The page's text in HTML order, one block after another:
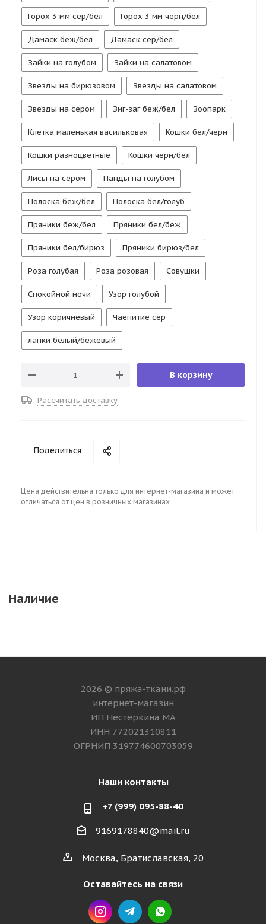
Горох 3 мм сер/бел Горох 3 мм черн/бел
Дамаск беж/бел Дамаск сер/бел
Зайки на голубом Зайки на салатовом
Звезды на бирюзовом Звезды на салатовом
Звезды на сером Зиг-заг беж/бел Зоопарк
Клетка маленькая васильковая Кошки бел/черн
Кошки разноцветные Кошки черн/бел
Лисы на сером Панды на голубом
Полоска беж/бел Полоска бел/голуб
Пряники беж/бел Пряники бел/беж
Пряники бел/бирюз Пряники бирюз/бел
Роза голубая Роза розовая Совушки
Спокойной ночи Узор голубой
Узор коричневый Чаепитие сер
лапки белый/бежевый
В корзину
Рассчитать доставку
Поделиться
Цена действительна только для интернет-магазина и может
отличаться от цен в розничных магазинах
Наличие
2026 © пряжа-ткани.рф
интернет-магазин
ИП Нестёркина МА
ИНН 772021310811
ОГРНИП 319774600703059
Наши контакты
+7 (999) 095-88-40
9169178840@mail.ru
Москва, Братиславская, 20
Оставайтесь на связи